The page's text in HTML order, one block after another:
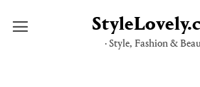
· Style, Fashion &